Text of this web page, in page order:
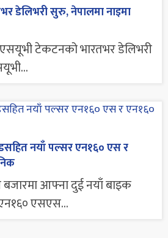
डेलिभरी सुरु, नेपालमा नाइमा
टेकटनको भारतभर डेलिभरी
नयाँ पल्सर एन१६० एस र
आफ्ना दुई नयाँ बाइक
एसएस...